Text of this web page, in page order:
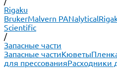
Rigaku
BrukerMalvern PANalytical
Scientific
/
Запасные части
Запасные частиКюветы
для прессованияРасходники